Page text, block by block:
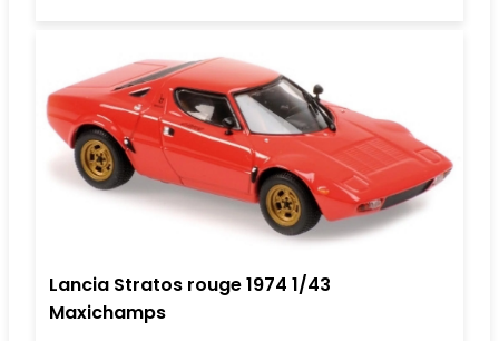
Lancia Stratos rouge 1974 1/43
Maxichamps